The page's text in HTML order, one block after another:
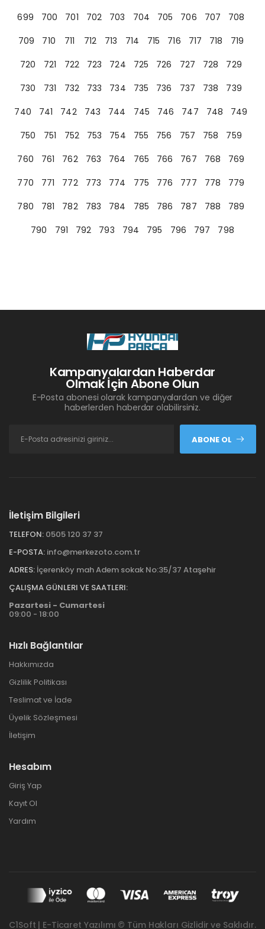
699
700 701 702 703 704 705 706 707
708
709
710 711 712 713 714 715 716 717 718
719
720
721 722 723 724 725 726 727 728
729
730
731 732 733 734 735 736 737 738
739
740
741 742 743 744 745 746 747 748
749
750
751 752 753 754 755 756 757 758
759
760
761 762 763 764 765 766 767 768
769
770
771 772 773 774 775 776 777 778
779
780
781 782 783 784 785 786 787 788
789
790
791 792 793 794 795 796 797 798
Kampanyalardan Haberdar
Olmak İçin Abone Olun
E-Posta abonesi olarak kampanyalardan ve diğer
haberlerden haberdar olabilirsiniz.
ABONE OL
İletişim Bilgileri
TELEFON: 0505 120 37 37
E-POSTA: info@merkezoto.com.tr
ADRES: İçerenköy mah Adem sokak No:35/37 Ataşehir
ÇALIŞMA GÜNLERI VE SAATLERI:
Pazartesi - Cumartesi
09:00 - 18:00
Hızlı Bağlantılar
Hakkımızda
Gizlilik Politikası
Teslimat ve İade
Üyelik Sözleşmesi
İletişim
Hesabım
Giriş Yap
Kayıt Ol
Yardım
C1Soft | E-Ticaret Yazılımı © Tüm Hakları Gizlidir ve Saklıdır.